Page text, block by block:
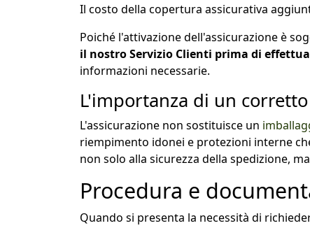
Il costo della copertura assicurativa
Poiché l'attivazione dell'assicurazione è
il nostro Servizio Clienti prima di
informazioni necessarie.
L'importanza di un
L'assicurazione non sostituisce un
riempimento idonei e protezioni interne
non solo alla sicurezza della spedizione,
Procedura e
Quando si presenta la necessità di